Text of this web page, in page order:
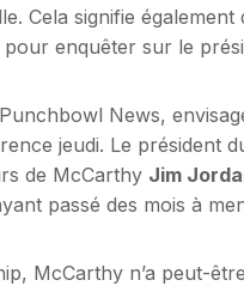
Cela signifie
enquêter sur le
News,
jeudi. Le président
de McCarthy Jim
passé des mois à
McCarthy n’a peut-